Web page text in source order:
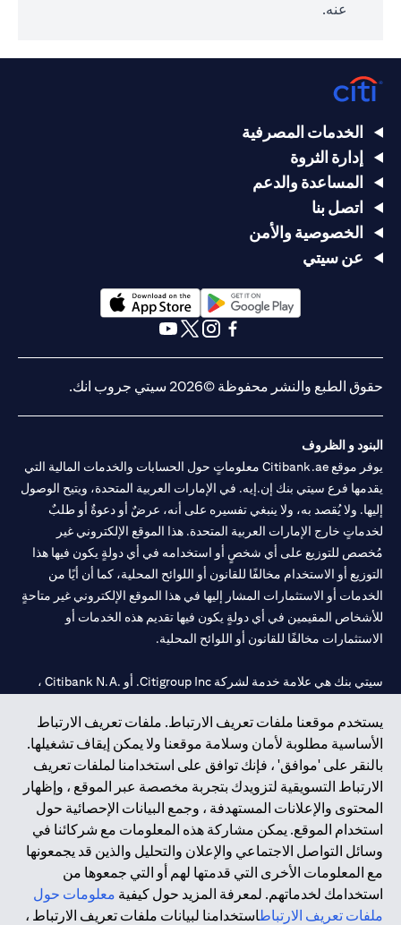
عنه.
يستخدم موقعنا ملفات تعريف الارتباط. ملفات تعريف الارتباط
الأساسية مطلوبة لأمان وسلامة موقعنا ولا يمكن إيقاف تشغيلها.
بالنقر على 'موافق' ، فإنك توافق على استخدامنا لملفات تعريف
الارتباط التسويقية لتزويدك بتجربة مخصصة عبر الموقع ، وإظهار
المحتوى والإعلانات المستهدفة ، وجمع البيانات الإحصائية حول
استخدام الموقع. يمكن مشاركة هذه المعلومات مع شركائنا في
وسائل التواصل الاجتماعي والإعلان والتحليل والذين قد يجمعونها
مع المعلومات الأخرى التي قدمتها لهم أو التي جمعوها من
استخدامك لخدماتهم. لمعرفة المزيد حول كيفية معلومات حول
ملفات تعريف الارتباطاستخدامنا لبيانات ملفات تعريف الارتباط ،
الخدمات المصرفية
إدارة الثروة
المساعدة والدعم
اتصل بنا
الخصوصية والأمن
عن سيتي
opens in a new tab
opens in a new tab
حقوق الطبع والنشر محفوظة ©2026 سيتي جروب انك.
البنود و الظروف
يوفر موقع Citibank.ae معلوماتٍ حول الحسابات والخدمات المالية التي
يقدمها فرع سيتي بنك إن.إيه. في الإمارات العربية المتحدة، ويتيح الوصول
إليها. ولا يُقصد به، ولا ينبغي تفسيره على أنه، عرضٌ أو دعوةٌ أو طلبٌ
لخدماتٍ خارج الإمارات العربية المتحدة. هذا الموقع الإلكتروني غير
مُخصص للتوزيع على أي شخصٍ أو استخدامه في أي دولةٍ يكون فيها هذا
التوزيع أو الاستخدام مخالفًا للقانون أو اللوائح المحلية، كما أن أيًا من
الخدمات أو الاستثمارات المشار إليها في هذا الموقع الإلكتروني غير متاحةٍ
للأشخاص المقيمين في أي دولةٍ يكون فيها تقديم هذه الخدمات أو
الاستثمارات مخالفًا للقانون أو اللوائح المحلية.
سيتي بنك هي علامة خدمة لشركة Citigroup Inc. أو .Citibank N.A ،
سيتي بنك إن. إيه. الإمارات مسجل لدى مصرف الإمارات المركزي تحت
أرقام التراخيص 202563 لفرع الوصل في دبي، 531989 لفرع مول
الإمارات في دبي، و CN-1002019 لفرع أبوظبي. هاتف: 4000 311 04.
فرع سيتي بنك إن إيه - الإمارات العربية المتحدة مرخص من مصرف
الإمارات العربية المتحدة المركزي كفرع لبنك أجنبي.
سيتي بنك إن إيه الإمارات العربية المتحدة مرخص من هيئة الأوراق المالية
والسلع في الإمارات العربية المتحدة ("SCA") للقيام بالنشاط المالي لـ أ)
الاستشارات المالية والتعريف والترويج بموجب ترخيص رقم
20200000097 ب) وسيط تداول في الأسواق الدولية بموجب ترخيص